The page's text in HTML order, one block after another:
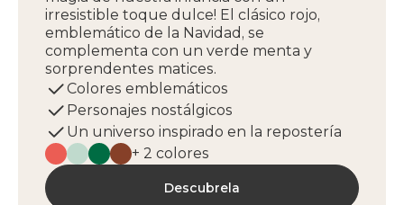
irresistible toque dulce! El clásico rojo,
emblemático de la Navidad, se
complementa con un verde menta y
sorprendentes matices.
Colores emblemáticos
Personajes nostálgicos
Un universo inspirado en la repostería
+ 2 colores
Descubrela